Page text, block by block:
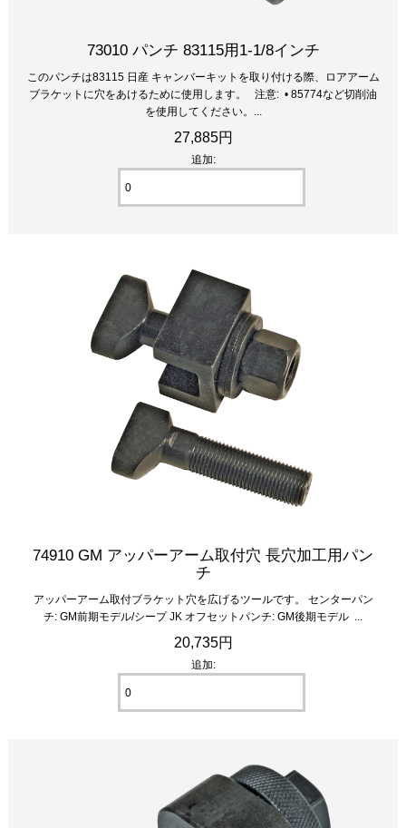
73010 パンチ 83115用1-1/8インチ
このパンチは83115 日産 キャンバーキットを取り付ける際、ロアアーム
ブラケットに穴をあけるために使用します。 注意: • 85774など切削油
を使用してください。...
27,885円
追加:
74910 GM アッパーアーム取付穴 長穴加工用パン
チ
アッパーアーム取付ブラケット穴を広げるツールです。 センターパン
チ: GM前期モデル/シープ JK オフセットパンチ: GM後期モデル ...
20,735円
追加: